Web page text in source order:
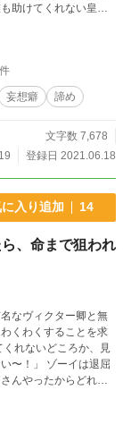
助けてくれない皇子
。 そして、
妄想癖 諦め
文字数 7,678
登録日 2021.06.18
入り追加 14
、命まで狙われ
くわくすることを求
んやったからどれが
げた。 「出て
る。